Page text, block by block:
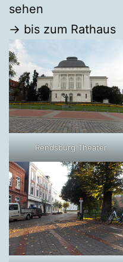
sehen
→ bis zum Rathaus
Rendsburg Theater